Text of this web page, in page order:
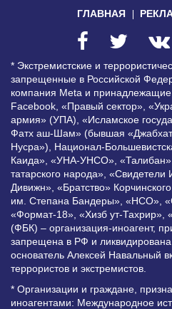
ГЛАВНАЯ
* Экстремистские и
запрещенные в Российской
компания Meta и
Facebook, «Правый сектор»,
армия» (УПА), «Исламское
Фатх аш-Шам» (бывшая
Нусра»), Национал-
Каида», «УНА-УНСО»,
татарского народа»,
Дивижн», «Братство»
им. Степана Бандеры», «НСО»,
«Формат-18», «Хизб ут-Тахрир»,
(ФБК) – организация-иноагент,
запрещена в РФ и
основатель Алексей Навальный
террористов и экстремистов.
* Организации и граждане,
иноагентами: Международное